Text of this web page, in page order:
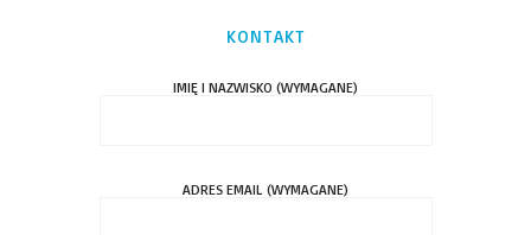
KONTAKT
IMIĘ I NAZWISKO (WYMAGANE)
ADRES EMAIL (WYMAGANE)